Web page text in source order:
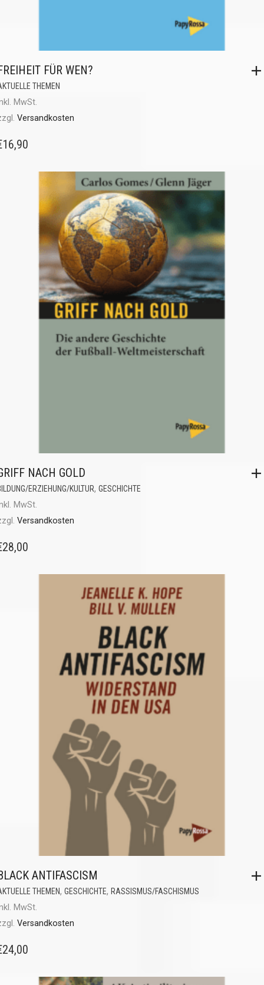
FÜR WEN?
THEMEN
MwSt.
Versandkosten
16,90
NACH GOLD
ERZIEHUNG/KULTUR, GESCHICHTE
MwSt.
Versandkosten
28,00
ANTIFASCISM
THEMEN, GESCHICHTE, RASSISMUS/FASCHISMUS
MwSt.
Versandkosten
24,00